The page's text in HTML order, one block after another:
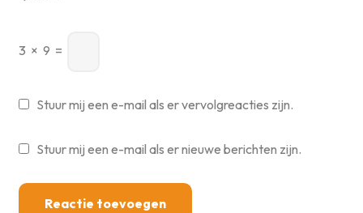
3 × 9 =
Stuur mij een e-mail als er vervolgreacties zijn.
Stuur mij een e-mail als er nieuwe berichten zijn.